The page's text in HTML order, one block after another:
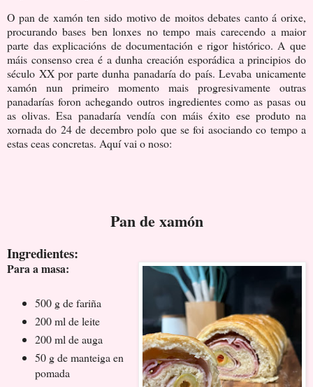
O pan de xamón ten sido motivo de moitos debates canto á orixe,
procurando bases ben lonxes no tempo mais carecendo a maior
parte das explicacións de documentación e rigor histórico. A que
máis consenso crea é a dunha creación esporádica a principios do
século XX por parte dunha panadaría do país. Levaba unicamente
xamón nun primeiro momento mais progresivamente outras
panadarías foron achegando outros ingredientes como as pasas ou
as olivas. Esa panadaría vendía con máis éxito ese produto na
xornada do 24 de decembro polo que se foi asociando co tempo a
estas ceas concretas. Aquí vai o noso:
Pan de xamón
Ingredientes:
Para a masa:
500 g de fariña
200 ml de leite
200 ml de auga
50 g de manteiga en
pomada